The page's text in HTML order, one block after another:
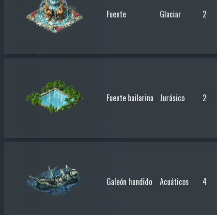
Fuente Glaciar 2
Fuente bailarina Jurásico 2
Galeón hundido Acuáticos 4